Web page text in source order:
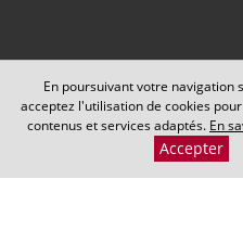
En poursuivant votre navigation
acceptez l'utilisation de cookies
contenus et services adaptés. En
Accepter